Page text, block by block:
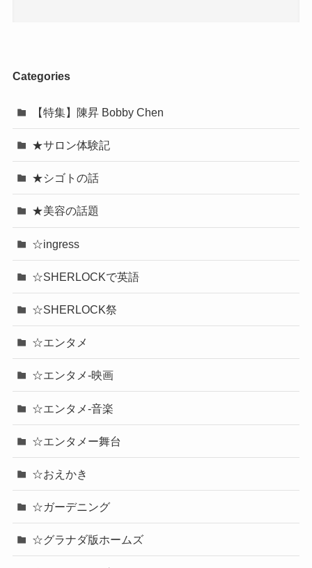
Categories
【特集】陳昇 Bobby Chen
★サロン体験記
★シゴトの話
★美容の話題
☆ingress
☆SHERLOCKで英語
☆SHERLOCK祭
☆エンタメ
☆エンタメ-映画
☆エンタメ-音楽
☆エンタメー舞台
☆おえかき
☆ガーデニング
☆グラナダ版ホームズ